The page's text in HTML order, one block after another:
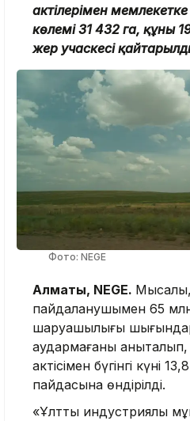
актілерімен
көлемі 31 432 га, құны
жер учаскесі
Фото: NEGE
Алматы, NEGE. Мысалы,
пайдаланушымен 65
шаруашылығы
аудармағаны
актісімен бүгінгі күні
пайдасына өндірілді.
«Ұлттық индустриялық